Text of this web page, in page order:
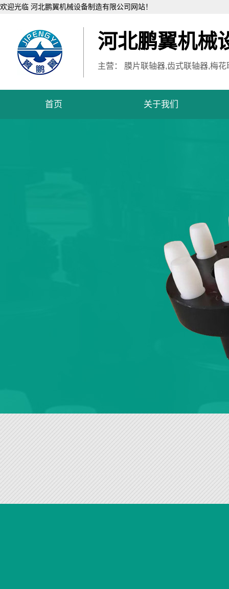
欢迎光临 河北鹏翼机械设备制造有限公司网站！
河北鹏翼机械
主营： 膜片联轴器,齿式联轴器,梅
首页 关于我们